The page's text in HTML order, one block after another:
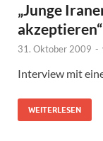
„Junge
akzeptieren“
31. Oktober 2009 -
Interview mit
WEITERLESEN